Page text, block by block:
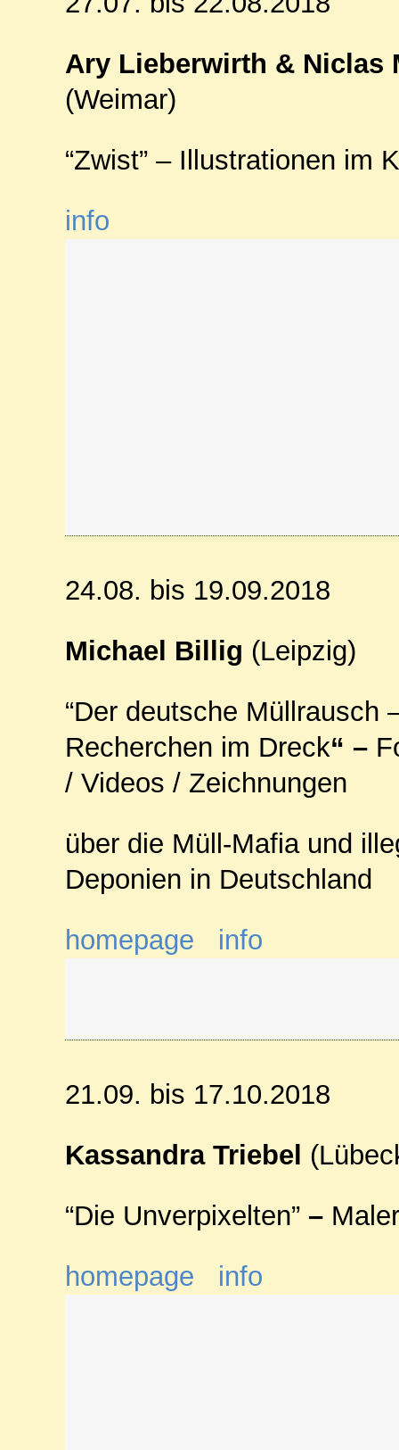
Ary Lieberwirth & Niclas
(Weimar)
“Zwist” – Illustrationen im
info
24.08. bis 19.09.2018
Michael Billig (Leipzig)
“Der deutsche Müllrausch
Recherchen im Dreck“ –
/ Videos / Zeichnungen
über die Müll-Mafia und
Deponien in Deutschland
homepage
info
21.09. bis 17.10.2018
Kassandra Triebel
“Die Unverpixelten” –
homepage
info